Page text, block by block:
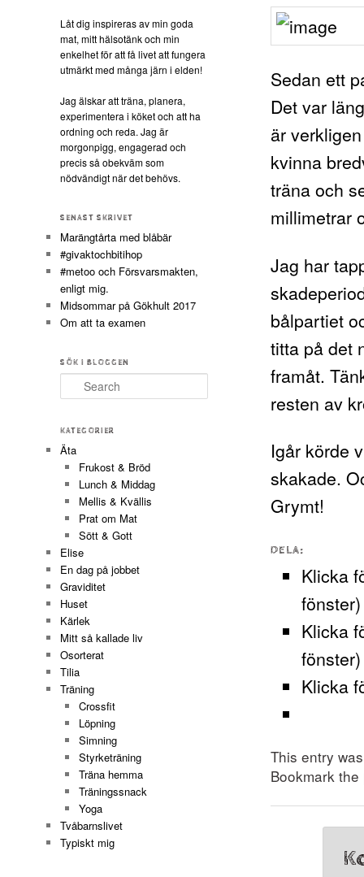
Sedan ett
Det var
är
kvinna
träna och
millimetrar
Jag har
bålpartiet
titta på det
framåt.
resten av
Igår körde
skakade.
Grymt!
DELA:
Klicka
fönster)
Klicka
fönster)
Klicka
This entry
Bookmark the
Låt dig inspireras av min goda
mat, mitt hälsotänk och min
enkelhet för att få livet att fungera
utmärkt med många järn i elden!
Jag älskar att träna, planera,
experimentera i köket och att ha
ordning och reda. Jag är
morgonpigg, engagerad och
precis så obekväm som
nödvändigt när det behövs.
SENAST SKRIVET
Marängtårta med blåbär
#givaktochbitihop
#metoo och Försvarsmakten,
enligt mig.
Midsommar på Gökhult 2017
Om att ta examen
SÖK I BLOGGEN
Search
KATEGORIER
Äta
Frukost & Bröd
Lunch & Middag
Mellis & Kvällis
Prat om Mat
Sött & Gott
Elise
En dag på jobbet
Graviditet
Huset
Kärlek
Mitt så kallade liv
Osorterat
Tilia
Träning
Crossfit
Löpning
Simning
Styrketräning
Träna hemma
Träningssnack
Yoga
Tvåbarnslivet
Typiskt mig